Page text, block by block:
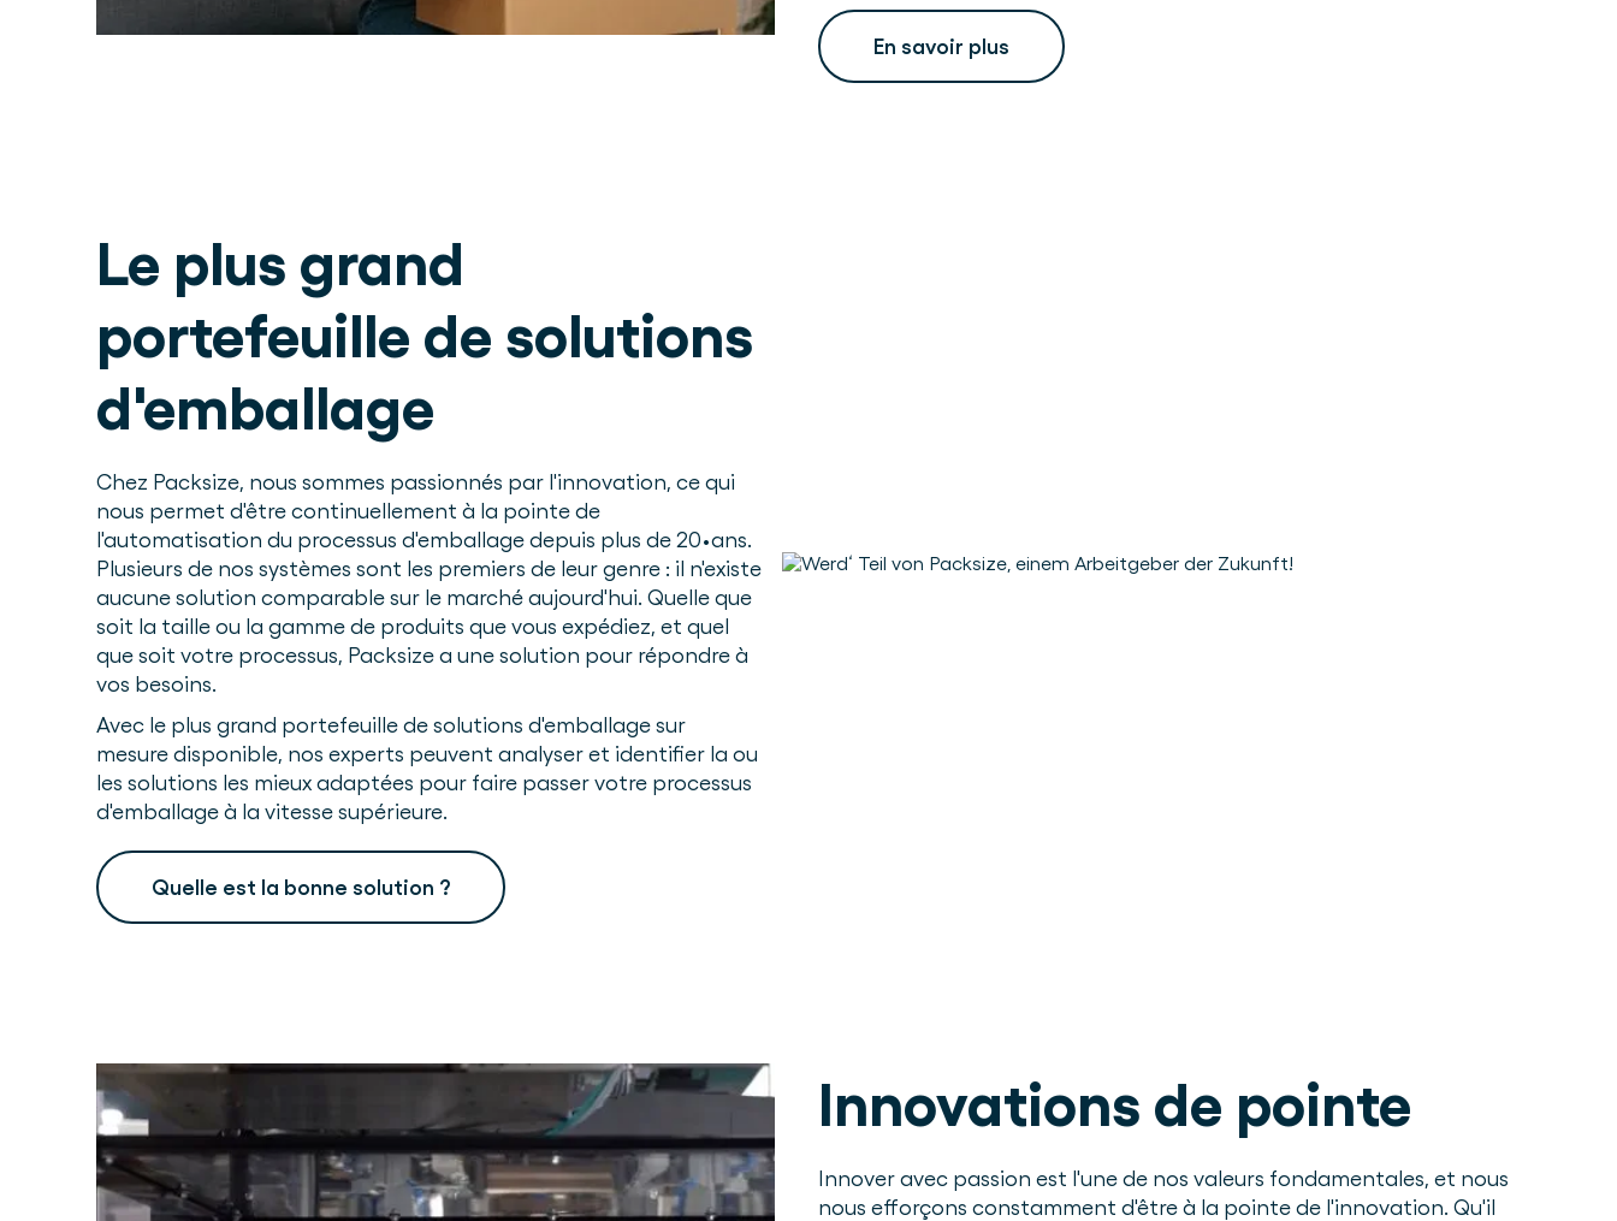
En savoir plus
Le plus grand
portefeuille de solutions
d'emballage
Chez Packsize, nous sommes passionnés par l'innovation, ce qui
nous permet d'être continuellement à la pointe de
l'automatisation du processus d'emballage depuis plus de 20•ans.
Plusieurs de nos systèmes sont les premiers de leur genre : il n'existe
aucune solution comparable sur le marché aujourd'hui. Quelle que
soit la taille ou la gamme de produits que vous expédiez, et quel
que soit votre processus, Packsize a une solution pour répondre à
vos besoins.
Avec le plus grand portefeuille de solutions d'emballage sur
mesure disponible, nos experts peuvent analyser et identifier la ou
les solutions les mieux adaptées pour faire passer votre processus
d'emballage à la vitesse supérieure.
Quelle est la bonne solution ?
Innovations de pointe
Innover avec passion est l'une de nos valeurs fondamentales, et nous
nous efforçons constamment d'être à la pointe de l'innovation. Qu'il